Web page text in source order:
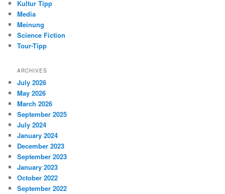
Kultur Tipp
Media
Meinung
Science Fiction
Tour-Tipp
ARCHIVES
July 2026
May 2026
March 2026
September 2025
July 2024
January 2024
December 2023
September 2023
January 2023
October 2022
September 2022